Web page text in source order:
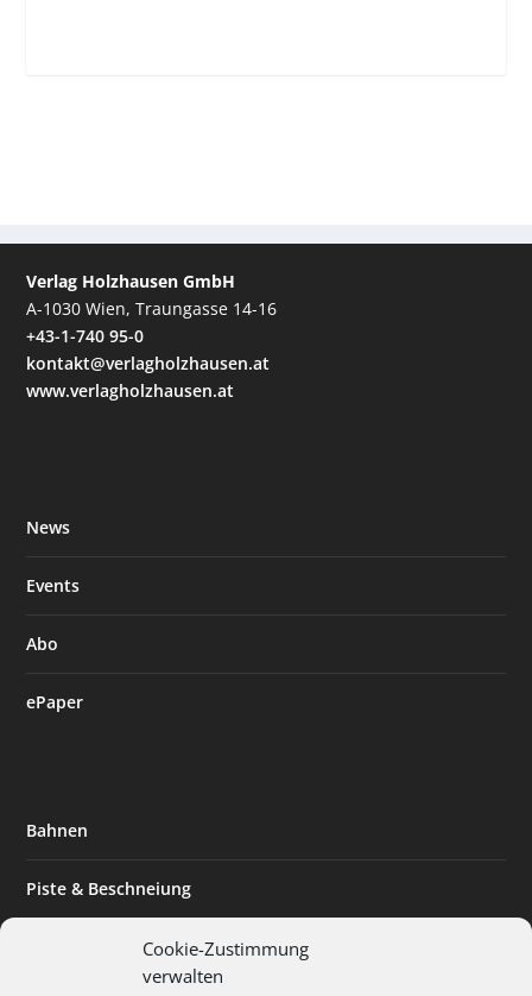
Cookie-Zustimmung
verwalten
Verlag Holzhausen GmbH
A-1030 Wien, Traungasse 14-16
+43-1-740 95-0
kontakt@verlagholzhausen.at
www.verlagholzhausen.at
News
Events
Abo
ePaper
Bahnen
Piste & Beschneiung